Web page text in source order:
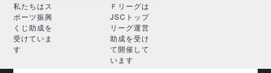
私たちはス
ポーツ振興
くじ助成を
受けていま
す
Ｆリーグは
JSCトップ
リーグ運営
助成を受け
て開催して
います